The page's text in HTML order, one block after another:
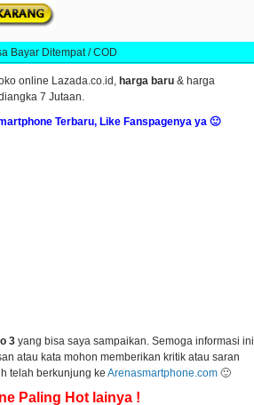
Bayar Ditempat / COD
online Lazada.co.id, harga baru& harga
7 Jutaan.
Terbaru, Like Fanspagenya ya 🙂
3 yang bisa saya sampaikan. Semoga informasi ini
atau kata mohon memberikan kritik atau saran
telah berkunjung ke Arenasmartphone.com🙂
Paling Hot lainya !